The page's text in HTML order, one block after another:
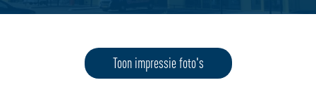
Toon impressie foto's